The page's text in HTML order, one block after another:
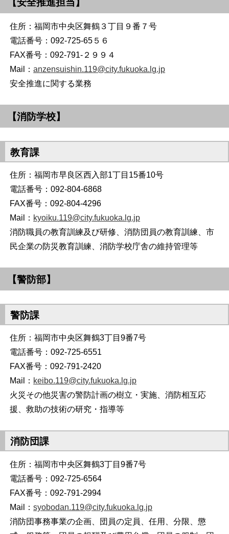
【安全推進担当】
住所：福岡市中央区舞鶴３丁目９番７号
電話番号：092-725-65５６
FAX番号：092-791-２９９４
Mail：anzensuishin.119@city.fukuoka.lg.jp
安全推進に関する業務
【消防学校】
教育課
住所：福岡市早良区西入部1丁目15番10号
電話番号：092-804-6868
FAX番号：092-804-4296
Mail： kyoiku.119@city.fukuoka.lg.jp
消防職員の教育訓練及び研修、消防団員の教育訓練、市
民企業の防災教育訓練、消防学校庁舎の維持管理等
【警防部】
警防課
住所：福岡市中央区舞鶴3丁目9番7号
電話番号：092-725-6551
FAX番号：092-791-2420
Mail： keibo.119@city.fukuoka.lg.jp
火災その他災害の警防計画の樹立・実施、消防相互応
援、救助の技術の研究・指導等
消防団課
住所：福岡市中央区舞鶴3丁目9番7号
電話番号：092-725-6564
FAX番号：092-791-2994
Mail：syobodan.119@city.fukuoka.lg.jp
消防団事務事業の企画、団員の定員、任用、分限、懲